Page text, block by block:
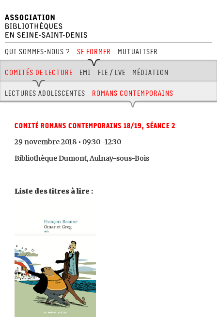
Qui sommes-nous ? Se former
Comités de lecture
Lectures adolescentes Romans contemporains
EMI FLE / LVE Médiation
Aménagement Jeux BD Journées pro
Mutualiser
Festival Hors Limites
Comité romans contemporains 18/19, séance 2
29 novembre 2018 • 09:30 -12:30
Bibliothèque Dumont, Aulnay-sous-Bois
Liste des titres à lire :